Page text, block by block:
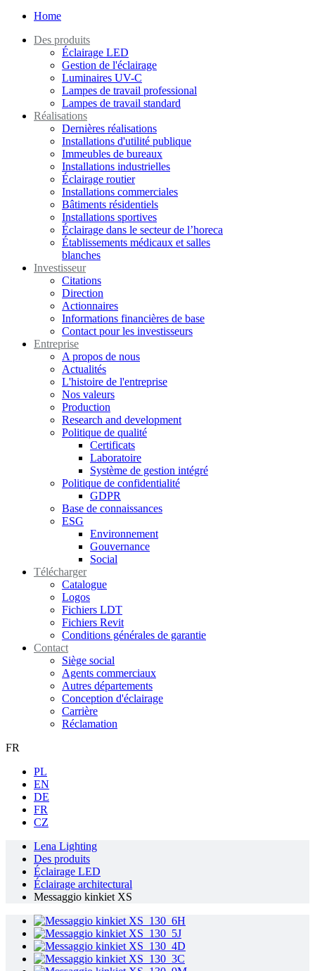
Home
Des produits
Éclairage LED
Gestion de l'éclairage
Luminaires UV-C
Lampes de travail professional
Lampes de travail standard
Réalisations
Dernières réalisations
Installations d'utilité publique
Immeubles de bureaux
Installations industrielles
Éclairage routier
Installations commerciales
Bâtiments résidentiels
Installations sportives
Éclairage dans le secteur de l’horeca
Établissements médicaux et salles
blanches
Investisseur
Citations
Direction
Actionnaires
Informations financières de base
Contact pour les investisseurs
Entreprise
A propos de nous
Actualités
L'histoire de l'entreprise
Nos valeurs
Production
Research and development
Politique de qualité
Certificats
Laboratoire
Système de gestion intégré
Politique de confidentialité
GDPR
Base de connaissances
ESG
Environnement
Gouvernance
Social
Télécharger
Catalogue
Logos
Fichiers LDT
Fichiers Revit
Conditions générales de garantie
Contact
Siège social
Agents commerciaux
Autres départements
Conception d'éclairage
Carrière
Réclamation
FR
PL
EN
DE
FR
CZ
Lena Lighting
Des produits
Éclairage LED
Éclairage architectural
Messaggio kinkiet XS